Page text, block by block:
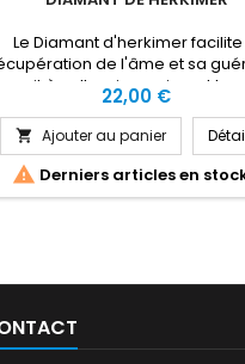
Le Diamant d'herkimer facilite
de l'âme et sa
à celle-ci un puissant
des voyages ou du travail
Diamant de Herkimer est
la vision intérieure, la
stress, la détoxication, la
gorge, la bronchite, rappels
Prix
22,00 €
 Ajouter au panier
 Derniers articles en